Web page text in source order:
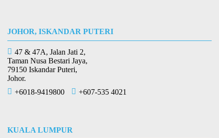
JOHOR, ISKANDAR PUTERI
47 & 47A, Jalan Jati 2,
Taman Nusa Bestari Jaya,
79150 Iskandar Puteri,
Johor.
+6018-9419800
+607-535 4021
KUALA LUMPUR